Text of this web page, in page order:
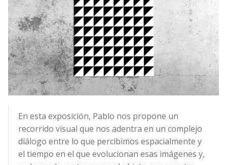
En esta exposición, Pablo nos propone un
recorrido visual que nos adentra en un complejo
diálogo entre lo que percibimos espacialmente y
el tiempo en el que evolucionan esas imágenes y,